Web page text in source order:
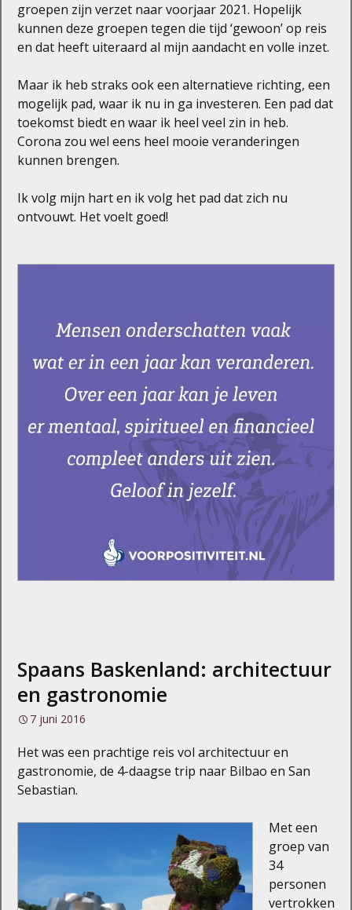
groepen zijn verzet naar voorjaar 2021. Hopelijk
kunnen deze groepen tegen die tijd ‘gewoon’ op reis
en dat heeft uiteraard al mijn aandacht en volle inzet.
Maar ik heb straks ook een alternatieve richting, een
mogelijk pad, waar ik nu in ga investeren. Een pad dat
toekomst biedt en waar ik heel veel zin in heb.
Corona zou wel eens heel mooie veranderingen
kunnen brengen.
Ik volg mijn hart en ik volg het pad dat zich nu
ontvouwt. Het voelt goed!
Spaans Baskenland: architectuur
en gastronomie
7 juni 2016
Het was een prachtige reis vol architectuur en
gastronomie, de 4-daagse trip naar Bilbao en San
Sebastian.
Met een
groep van
34
personen
vertrokken